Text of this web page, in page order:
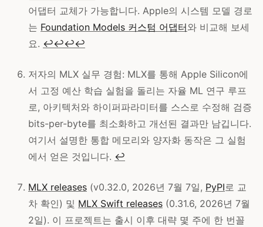
어댑터 교체가 가능합니다. Apple의 시스템 모델 경로
는 Foundation Models 커스텀 어댑터와 비교해 보세
요. ↩↩↩↩
저자의 MLX 실무 경험: MLX를 통해 Apple Silicon에
서 고정 예산 학습 실험을 돌리는 자율 ML 연구 루프
로, 아키텍처와 하이퍼파라미터를 스스로 수정해 검증
bits-per-byte를 최소화하고 개선된 결과만 남깁니다.
여기서 설명한 통합 메모리와 양자화 동작은 그 실험
에서 얻은 것입니다. ↩
MLX releases (v0.32.0, 2026년 7월 7일, PyPI로 교
차 확인) 및 MLX Swift releases (0.31.6, 2026년 7월
2일). 이 프로젝트는 출시 이후 대략 몇 주에 한 번꼴